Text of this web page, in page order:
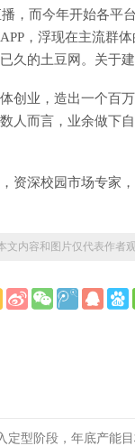
，而今年开始各平
，浮现在主流群
久的土豆网。关于
创业，造出一个百
人而言，业余做下
资深校园市场专家
文内容和图片仅代表作者
定型阶段，年底产能